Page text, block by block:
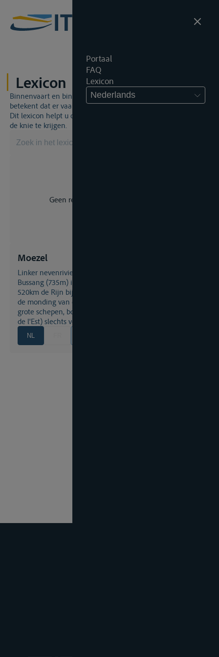
Portaal
FAQ
Lexicon
Nederlands
Lexicon
Binnenvaart en binnenvaartrecht is een unieke wereld. Dat
betekent dat er vaak een specifiek vakjargon gebruikt wordt.
Dit lexicon helpt u om een aantal broodnodige termen onder
de knie te krijgen.
Geen resultaat voor uw zoekopdracht.
Moezel
linker nevenrivier van de
Bussang (735m) in de zuidelijke Vogezen en bereikt na
520km de Rijn bij Koblenz. Van Neuves-Maisons tot aan
de monding van de Rijn is de Moezel bevaarbaar voor
grote schepen, boven Neuves-Maisons tot Epinal (Canal
de l'Est) slechts voor péniches tot 300t.
NL